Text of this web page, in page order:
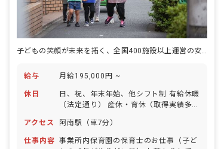
子どもの笑顔が未来を拓く、全国400施設以上運営の安定基盤のもと輝く保育士へ
給与 月給195,000円 ~
休日
日、祝、年末年始、他シフト制 有給休暇
（法定通り） 産休・育休（取得実績多
日
アクセス 阿南駅（車7分）
仕事内容 事業所内保育園の保育士のお仕事（子ど